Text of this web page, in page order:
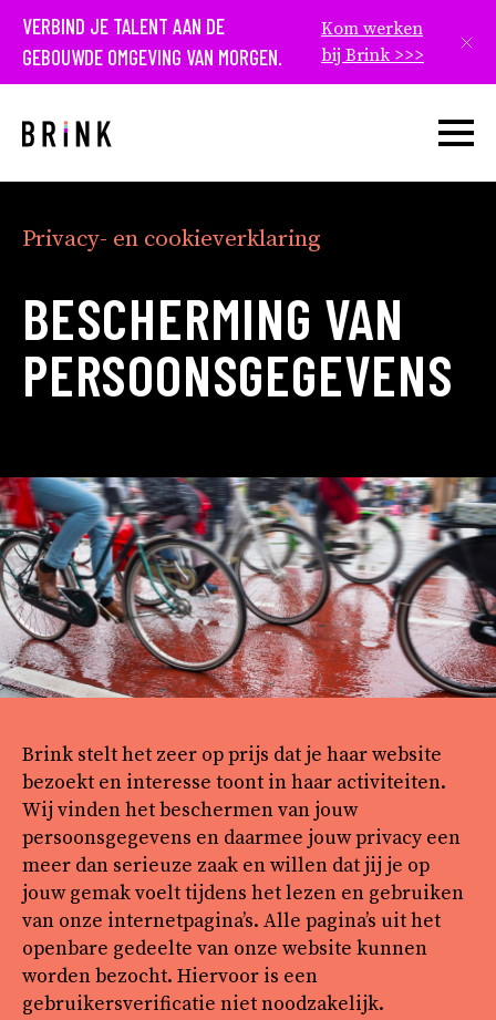
VERBIND JE TALENT AAN DE
GEBOUWDE OMGEVING VAN MORGEN.
Kom werken
bij Brink >>>
Open
Privacy- en cookieverklaring
BESCHERMING VAN
PERSOONS­GEGEVENS
Brink stelt het zeer op prijs dat je haar website
bezoekt en interesse toont in haar activiteiten.
Wij vinden het beschermen van jouw
persoonsgegevens en daarmee jouw privacy een
meer dan serieuze zaak en willen dat jij je op
jouw gemak voelt tijdens het lezen en gebruiken
van onze internetpagina’s. Alle pagina’s uit het
openbare gedeelte van onze website kunnen
worden bezocht. Hiervoor is een
gebruikersverificatie niet noodzakelijk.